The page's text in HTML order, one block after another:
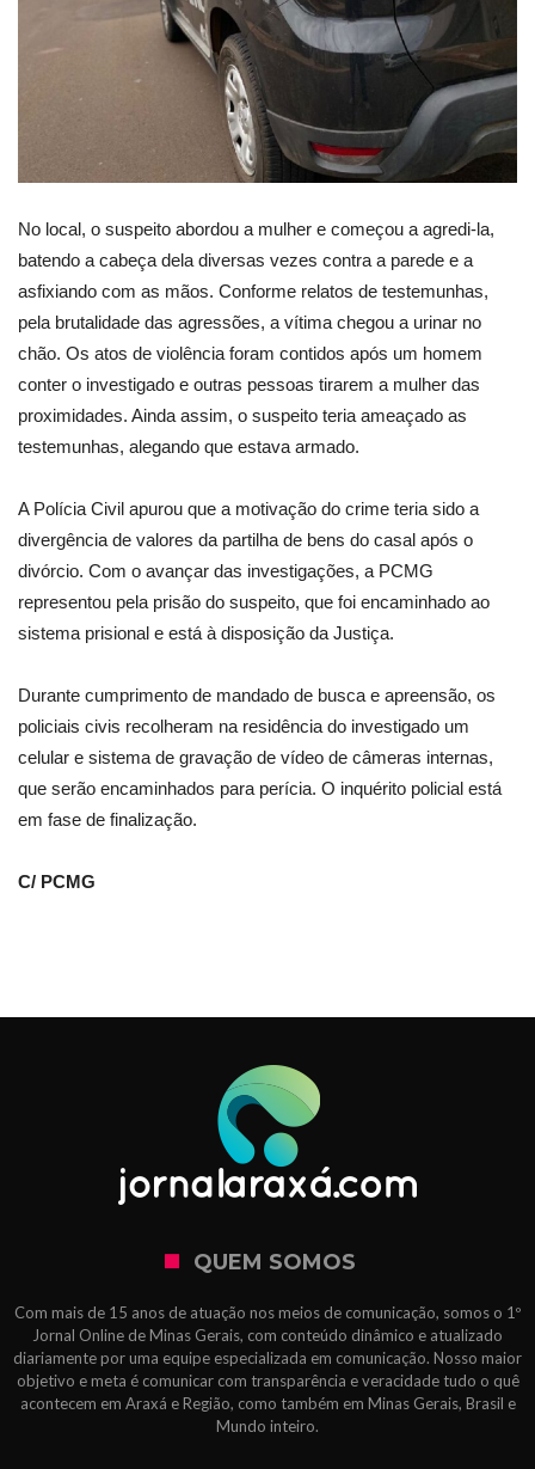
No local, o suspeito abordou a mulher e começou a agredi-la,
batendo a cabeça dela diversas vezes contra a parede e a
asfixiando com as mãos. Conforme relatos de testemunhas,
pela brutalidade das agressões, a vítima chegou a urinar no
chão. Os atos de violência foram contidos após um homem
conter o investigado e outras pessoas tirarem a mulher das
proximidades. Ainda assim, o suspeito teria ameaçado as
testemunhas, alegando que estava armado.
A Polícia Civil apurou que a motivação do crime teria sido a
divergência de valores da partilha de bens do casal após o
divórcio. Com o avançar das investigações, a PCMG
representou pela prisão do suspeito, que foi encaminhado ao
sistema prisional e está à disposição da Justiça.
Durante cumprimento de mandado de busca e apreensão, os
policiais civis recolheram na residência do investigado um
celular e sistema de gravação de vídeo de câmeras internas,
que serão encaminhados para perícia. O inquérito policial está
em fase de finalização.
C/ PCMG
QUEM SOMOS
Com mais de 15 anos de atuação nos meios de comunicação, somos o 1º
Jornal Online de Minas Gerais, com conteúdo dinâmico e atualizado
diariamente por uma equipe especializada em comunicação. Nosso maior
objetivo e meta é comunicar com transparência e veracidade tudo o quê
acontecem em Araxá e Região, como também em Minas Gerais, Brasil e
Mundo inteiro.